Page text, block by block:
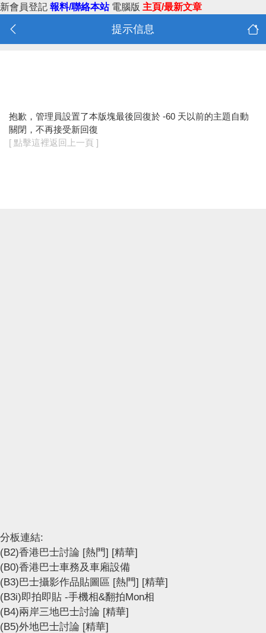
新會員登記 報料/聯絡本站 電腦版 主頁/最新文章
提示信息
抱歉，管理員設置了本版塊最後回復於 -60 天以前的主題自動
關閉，不再接受新回復
[ 點擊這裡返回上一頁 ]
分板連結:
(B2)香港巴士討論 [熱門] [精華]
(B0)香港巴士車務及車廂設備
(B3)巴士攝影作品貼圖區 [熱門] [精華]
(B3i)即拍即貼 -手機相&翻拍Mon相
(B4)兩岸三地巴士討論 [精華]
(B5)外地巴士討論 [精華]